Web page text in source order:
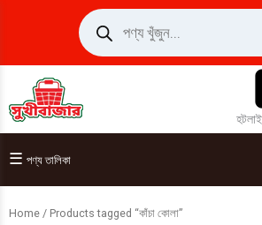
Products
search
☰ পণ্য তালিকা
Home / Products tagged “কাঁচা কোলা”